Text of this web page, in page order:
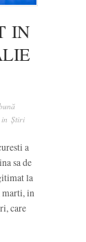
IN
in Știri
a
sa de
la
marti, in
care